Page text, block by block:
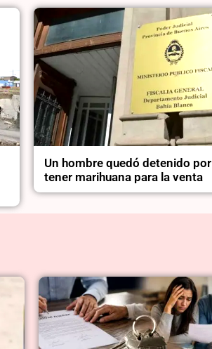
Un hombre quedó detenido por
tener marihuana para la venta